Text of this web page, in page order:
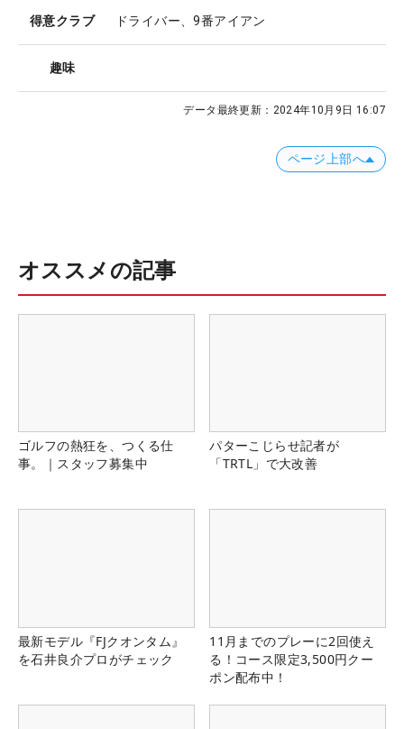
得意クラブ ドライバー、9番アイアン
趣味
データ最終更新： 2024年10月9日 16:07
ページ上部へ
オススメの記事
ゴルフの熱狂を、つくる仕
事。｜スタッフ募集中
パターこじらせ記者が
「TRTL」で大改善
最新モデル『FJクオンタム』
を石井良介プロがチェック
11月までのプレーに2回使え
る！コース限定3,500円クー
ポン配布中！